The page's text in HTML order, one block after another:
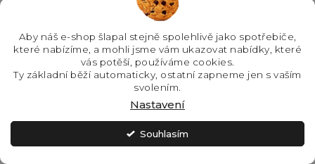
Aby náš e-shop šlapal stejně spolehlivě jako spotřebiče,
které nabízíme, a mohli jsme vám ukazovat nabídky, které
vás potěší, používáme cookies.
Ty základní běží automaticky, ostatní zapneme jen s vaším
svolením.
Nastavení
Souhlasím
trouba SteamPro, Barva: Černá
matná, Energetická třída: A++,
Čištění: Parní, Vnitřní objem: 70 l,
Max. příkon: 3500 W, Rozměry
(VxŠxH): 595x595x567 mm,